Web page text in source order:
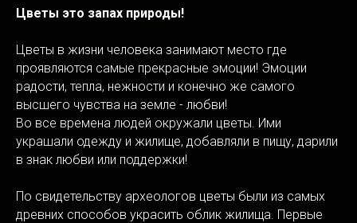
Цветы это запах природы!
Цветы в жизни человека занимают место где
проявляются самые прекрасные эмоции! Эмоции
радости, тепла, нежности и конечно же самого
высшего чувства на земле - любви!
Во все времена людей окружали цветы. Ими
украшали одежду и жилище, добавляли в пищу, дарили
в знак любви или поддержки!
По свидетельству археологов цветы были из самых
древних способов украсить облик жилища. Первые